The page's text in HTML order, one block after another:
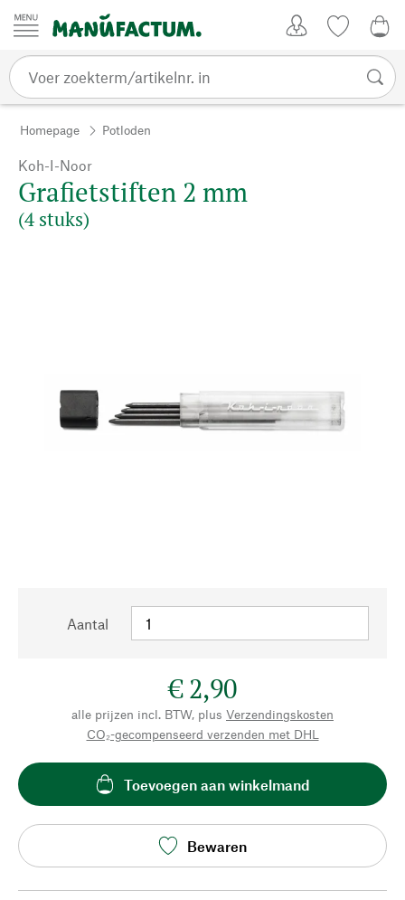
Passer au contenu
Homepage Potloden
Koh-I-Noor
Grafietstiften 2 mm
(4 stuks)
Aantal
€ 2,90
alle prijzen incl. BTW, plus Verzendingskosten
CO₂-gecompenseerd verzenden met DHL
Toevoegen aan winkelmand
Bewaren